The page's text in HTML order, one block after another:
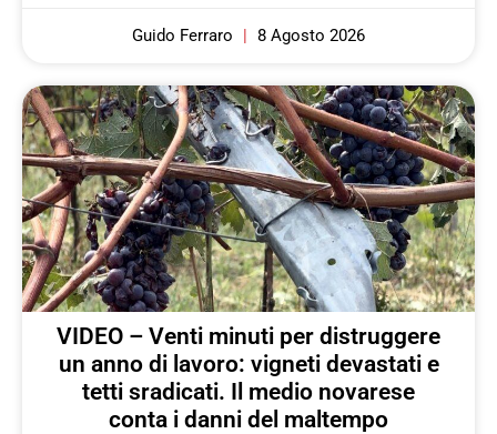
Guido Ferraro 8 Agosto 2026
VIDEO – Venti minuti per distruggere
un anno di lavoro: vigneti devastati e
tetti sradicati. Il medio novarese
conta i danni del maltempo